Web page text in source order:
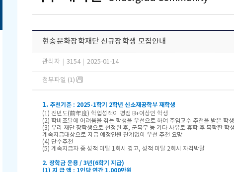
현송문화장학재단 신규장학생 모집안내
관리자 3154 2025-01-14
첨부파일 (1)
1. 추천기준 : 2025-1학기 2학년 신소재공학부 재학생
(1) 전년도(前年度) 학업성적이 평점 B+이상인 학생
(2) 학비조달에 어려움을 겪는 학생을 우선으로 하여 주임교수 추천을 받은 학생
(3) 우리 재단 장학생으로 선정된 후, 군복무 등 기타 사유로 휴학 후 복학한 학
계속지급대상으로 지급 예정인원 관계없이 우선 추천 요망
(4) 단수추천
(5) 계속지급자 중 성적 미달 1회시 경고, 성적 미달 2회시 자격박탈
2. 장학금 운용 / 3년(6학기 지급)
(1) 지 급 액 : 1인당 연간 1,000만원